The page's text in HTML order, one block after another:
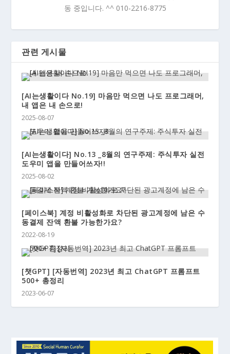
동 중입니다. ^^ 010-2216-8775
관련 게시물
[AI는생활이다 No.19] 마음만 먹으면 나도 프로그래머,
내 앱은 내 손으로!
2025-08-07
[AI는생활이다] No.13 _8월의 연구주제: 주식투자 실전
도우미 앱을 만들어쓰자!!
2025-08-02
[페이스북] 계정 비활성화로 차단된 광고계정에 남은 수
동결제 잔액 환불 가능한가요?
2022-08-19
[챗GPT] [자동번역] 2023년 최고 ChatGPT 프롬프트
500+ 총정리
2023-06-07